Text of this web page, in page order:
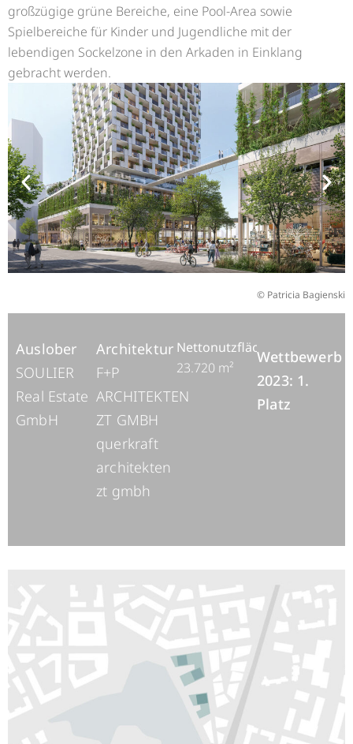
© Patricia Bagienski
Auslober
SOULIER
Real Estate
GmbH
Architektur
F+P
ARCHITEKTEN
ZT GMBH
querkraft
architekten
zt gmbh
Nettonutzfläche
23.720 m²
Wettbewerb
2023: 1.
Platz
großzügige grüne Bereiche, eine Pool-Area sowie
Spielbereiche für Kinder und Jugendliche mit der
lebendigen Sockelzone in den Arkaden in Einklang
gebracht werden.